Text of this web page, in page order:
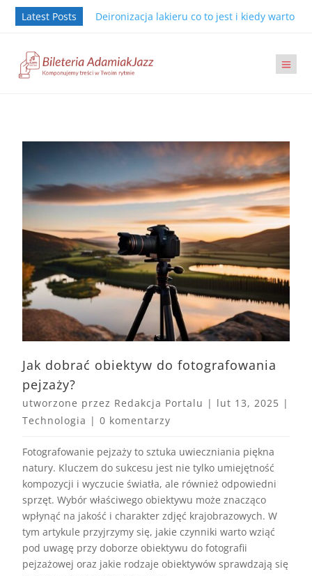
Latest Posts Deironizacja lakieru co to jest i kiedy warto ją
Jak dobrać obiektyw do fotografowania
pejzaży?
utworzone przez Redakcja Portalu | lut 13, 2025 |
Technologia |0 komentarzy
Fotografowanie pejzaży to sztuka uwieczniania piękna
natury. Kluczem do sukcesu jest nie tylko umiejętność
kompozycji i wyczucie światła, ale również odpowiedni
sprzęt. Wybór właściwego obiektywu może znacząco
wpłynąć na jakość i charakter zdjęć krajobrazowych. W
tym artykule przyjrzymy się, jakie czynniki warto wziąć
pod uwagę przy doborze obiektywu do fotografii
pejzażowej oraz jakie rodzaje obiektywów sprawdzają się